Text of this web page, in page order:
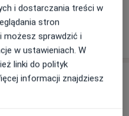
i dostarczania treści w
stron
możesz sprawdzić i
w ustawieniach. W
linki do polityk
informacji znajdziesz